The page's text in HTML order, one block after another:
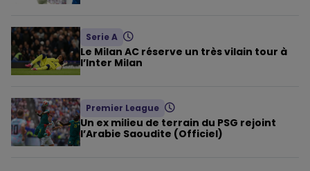
Serie A
Le Milan AC réserve un très vilain tour à
l’Inter Milan
Premier League
Un ex milieu de terrain du PSG rejoint
l’Arabie Saoudite (Officiel)